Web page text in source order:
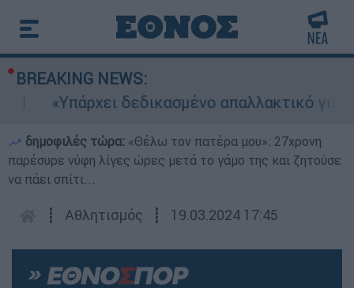
BREAKING NEWS:
«Υπάρχει δεδικασμένο απαλλακτικό για
δημοφιλές τώρα: «Θέλω τον πατέρα μου»: 27χρονη
παρέσυρε νύφη λίγες ώρες μετά το γάμο της και ζητούσε
να πάει σπίτι...
┋ Αθλητισμός ┋ 19.03.2024 17:45